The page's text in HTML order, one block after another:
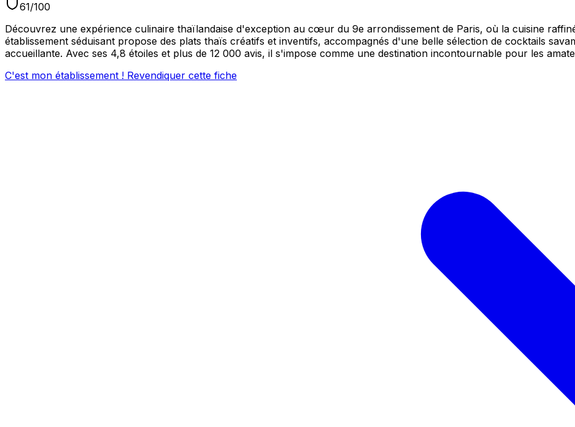
61/100
Découvrez une expérience culinaire thaïlandaise d'exception au cœur du 9e arrondissement de Paris, où la cuisine
établissement séduisant propose des plats thaïs créatifs et inventifs, accompagnés d'une belle sélection de cocktails
accueillante. Avec ses 4,8 étoiles et plus de 12 000 avis, il s'impose comme une destination incontournable pour les
C'est mon établissement ! Revendiquer cette fiche